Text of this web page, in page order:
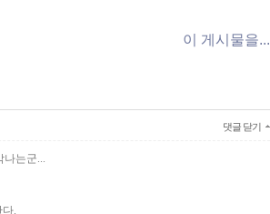
이 게시물을...
댓글 닫기
나는군...
.